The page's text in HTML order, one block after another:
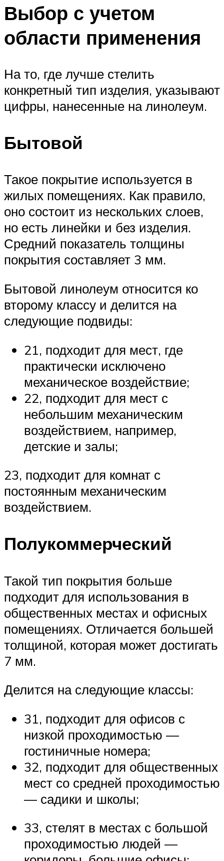
Выбор с учетом
области применения
На то, где лучше стелить
конкретный тип изделия, указывают
цифры, нанесенные на линолеум.
Бытовой
Такое покрытие используется в
жилых помещениях. Как правило,
оно состоит из нескольких слоев,
но есть линейки и без изделия.
Средний показатель толщины
покрытия составляет 3 мм.
Бытовой линолеум относится ко
второму классу и делится на
следующие подвиды:
21, подходит для мест, где
практически исключено
механическое воздействие;
22, подходит для мест с
небольшим механическим
воздействием, например,
детские и залы;
23, подходит для комнат с
постоянным механическим
воздействием.
Полукоммерческий
Такой тип покрытия больше
подходит для использования в
общественных местах и офисных
помещениях. Отличается большей
толщиной, которая может достигать
7 мм.
Делится на следующие классы:
31, подходит для офисов с
низкой проходимостью —
гостиничные номера;
32, подходит для общественных
мест со средней проходимостью
— садики и школы;
33, стелят в местах с большой
проходимостью людей —